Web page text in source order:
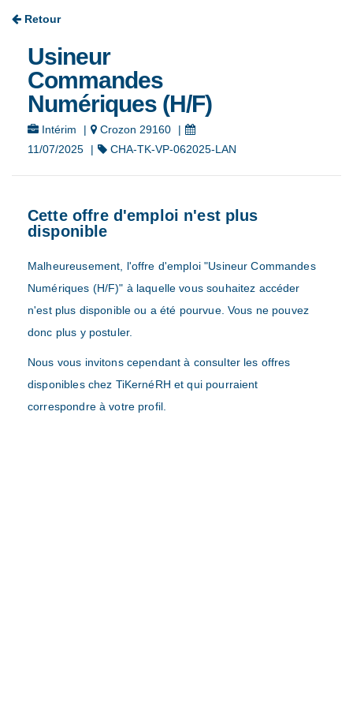
Retour
Usineur
Commandes
Numériques (H/F)
Intérim | Crozon 29160
|
11/07/2025
| CHA-TK-VP-062025-LAN
Cette offre d'emploi n'est plus
disponible
Malheureusement, l'offre d'emploi "Usineur Commandes
Numériques (H/F)" à laquelle vous souhaitez accéder
n'est plus disponible ou a été pourvue. Vous ne pouvez
donc plus y postuler.
Nous vous invitons cependant à consulter les offres
disponibles chez TiKernéRH et qui pourraient
correspondre à votre profil.